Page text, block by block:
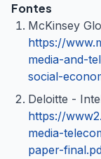
Fontes
McKinsey
https://
media-and-
social-
Deloitte -
https://
media-
paper-